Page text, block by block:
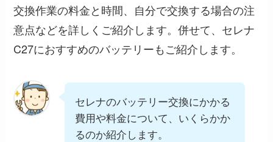
交換作業の料金と時間、自分で交換する場合の注
意点などを詳しくご紹介します。併せて、セレナ
C27におすすめのバッテリーもご紹介します。
セレナのバッテリー交換にかかる
費用や料金について、いくらかか
るのか紹介します。